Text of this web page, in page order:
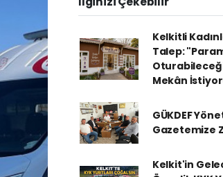
Kelkitli
Talep:
Mekân
GÜKDEF
Gazetemize
Kelkit'in